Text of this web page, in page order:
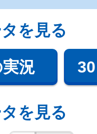
を見る
況
を見る